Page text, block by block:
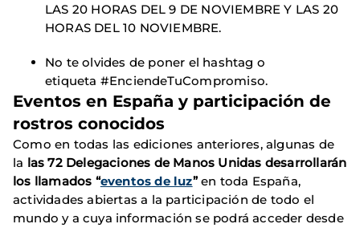
LAS 20 HORAS DEL 9 DE NOVIEMBRE Y LAS 20
HORAS DEL 10 NOVIEMBRE.
No te olvides de poner el hashtag o
etiqueta #EnciendeTuCompromiso.
Eventos en España y participación de
rostros conocidos
Como en todas las ediciones anteriores, algunas de
la las 72 Delegaciones de Manos Unidas desarrollarán
los llamados “eventos de luz”en toda España,
actividades abiertas a la participación de todo el
mundo y a cuya información se podrá acceder desde